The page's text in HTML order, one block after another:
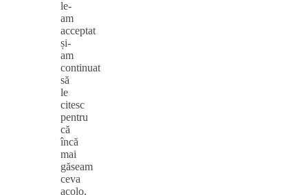
le-
am
acceptat
și-
am
continuat
să
le
citesc
pentru
că
încă
mai
găseam
ceva
acolo,